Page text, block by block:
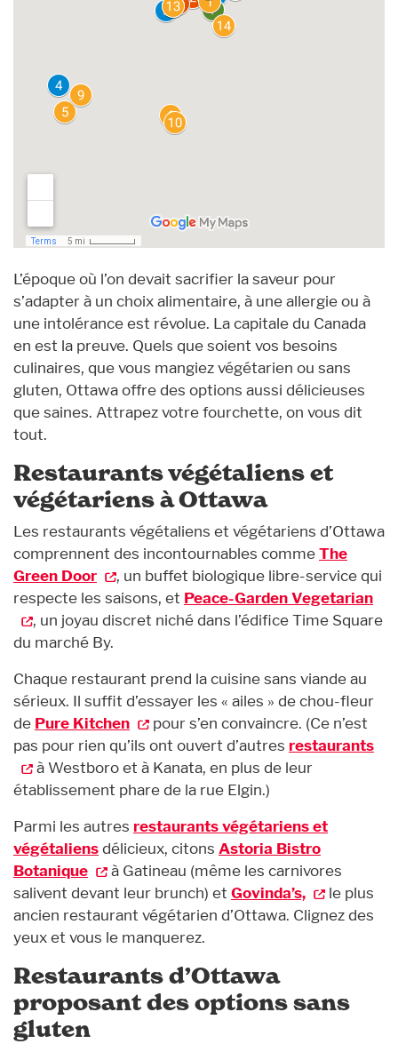
L’époque où l’on devait sacrifier la saveur pour
s’adapter à un choix alimentaire, à une allergie ou à
une intolérance est révolue. La capitale du Canada
en est la preuve. Quels que soient vos besoins
culinaires, que vous mangiez végétarien ou sans
gluten, Ottawa offre des options aussi délicieuses
que saines. Attrapez votre fourchette, on vous dit
tout.
Restaurants végétaliens et
végétariens à Ottawa
Les restaurants végétaliens et végétariens d’Ottawa
comprennent des incontournables commeThe
Green Door
, un buffet biologique libre-service qui
respecte les saisons, et Peace-Garden Vegetarian
, un joyau discret niché dans l’édifice Time Square
du marché By.
Chaque restaurant prend la cuisine sans viande au
sérieux. Il suffit d’essayer les « ailes » de chou-fleur
de Pure Kitchen
pour s’en convaincre. (Ce n’est
pas pour rien qu’ils ont ouvert d’autres restaurants
à Westboro et à Kanata, en plus de leur
établissement phare de la rue Elgin.)
Parmi les autres restaurants végétariens et
végétaliensdélicieux, citons Astoria Bistro
Botanique
à Gatineau (même les carnivores
salivent devant leur brunch) et Govinda’s,
le plus
ancien restaurant végétarien d’Ottawa. Clignez des
yeux et vous le manquerez.
Restaurants d’Ottawa
proposant des options sans
gluten